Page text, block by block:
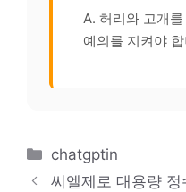
A. 허리와 고개
예의를 지켜야
카
테
chatgptin
씨엘제로 대용량